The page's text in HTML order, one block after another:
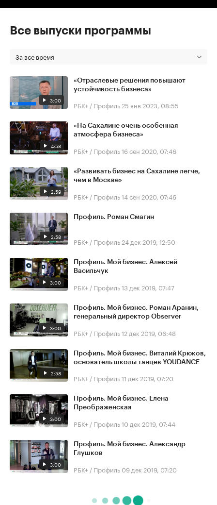
Все выпуски программы
За все время
3:00
«Отраслевые решения повышают
устойчивость бизнеса»
РБК+ / Профиль 25 янв 2023, 08:55
4:58
«На Сахалине очень особенная
атмосфера бизнеса»
РБК+ / Профиль16 сен 2020, 07:46
2:59
«Развивать бизнес на Сахалине легче,
чем в Москве»
РБК+ / Профиль14 сен 2020, 07:46
2:58
Профиль. Роман Смагин
РБК+ / Профиль 24 дек 2019, 12:50
3:00
Профиль. Мой бизнес. Алексей
Васильчук
РБК+ / Профиль13 дек 2019, 07:47
3:00
Профиль. Мой бизнес. Роман Аранин,
генеральный директор Observer
РБК+ / Профиль12 дек 2019, 06:48
2:58
Профиль. Мой бизнес. Виталий Крюков,
основатель школы танцев YOUDANCE
РБК+ / Профиль11 дек 2019, 07:20
3:00
Профиль. Мой бизнес. Елена
Преображенская
РБК+ / Профиль10 дек 2019, 07:44
3:00
Профиль. Мой бизнес. Александр
Глушков
РБК+ / Профиль 09 дек 2019, 07:20